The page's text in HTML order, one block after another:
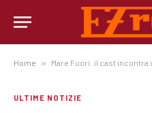
Home » Mare Fuori: il cast incontra
ULTIME NOTIZIE